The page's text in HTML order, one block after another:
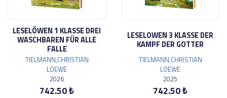
LESELÖWEN 1 KLASSE DREI
WASCHBAREN FÜR ALLE
FALLE
TIELMANN,CHRISTIAN
LOEWE
2026
742.50 ₺
LESELOWEN 3 KLASSE DER
KAMPF DER GOTTER
TIELMANN,CHRISTIAN
LOEWE
2025
742.50 ₺